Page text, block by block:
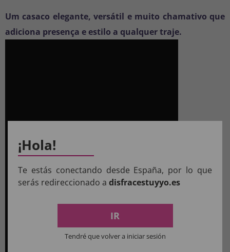
Um casaco elegante, versátil e muito chamativo que
adiciona presença e estilo a qualquer traje.
¡Hola!
Te estás conectando desde España, por lo que
serás redireccionado a disfracestuyyo.es
IR
Tendré que volver a iniciar sesión